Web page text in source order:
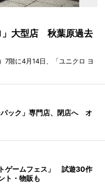
」大型店 秋葉原過去
7階に4月14日、「ユニクロ ヨ
ック」専門店、閉店へ オ
ゲームフェス」 試遊30作
ト・物販も